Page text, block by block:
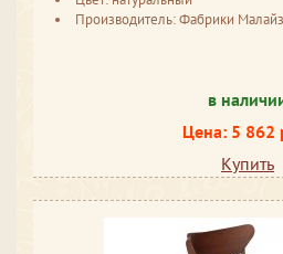
Производитель: Фабрики
в
Цена: 5 862
Купить